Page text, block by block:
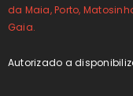
da Maia, Porto,
Gaia.
Autorizado a